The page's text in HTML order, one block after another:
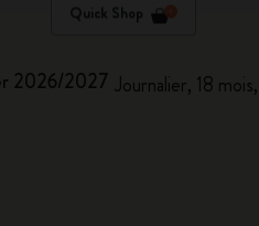
Quick Shop
2026/2027 Journalier, 18